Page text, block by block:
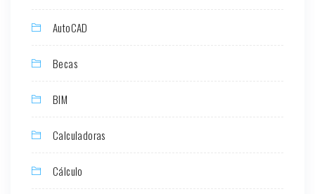
AutoCAD
Becas
BIM
Calculadoras
Cálculo